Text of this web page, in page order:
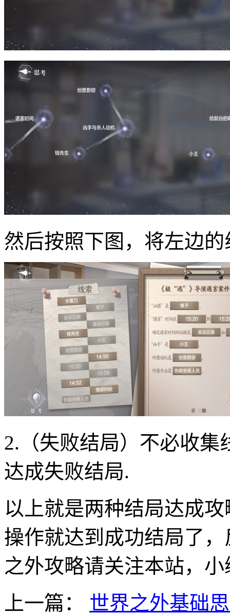
然后按照下图，将左边
2.（失败结局）不必收集
达成失败结局.
以上就是两种结局达成
操作就达到成功结局了
之外攻略请关注本站，
上一篇：
世界之外基础